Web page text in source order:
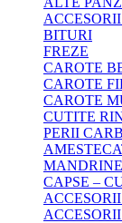
BITURI
FREZE
CAROTE
CAROTE
CAROTE
CUTITE
PERII
MANDRINE
CAPSE –